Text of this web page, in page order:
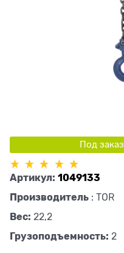
Под заказ
Артикул: 1049133
Производитель : TOR
Вес: 22,2
Грузоподъемность: 2